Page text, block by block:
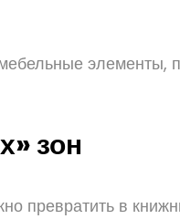
элементы,
зон
превратить в